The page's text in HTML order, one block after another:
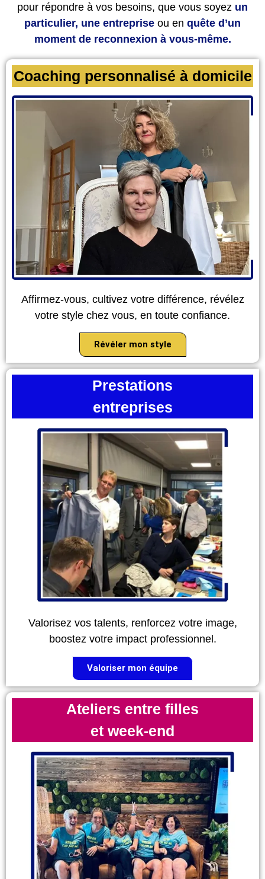
pour répondre à vos besoins, que vous soyez un
particulier, une entreprise ou en quête d’un
moment de reconnexion à vous-même.
Coaching personnalisé à domicile
Affirmez-vous, cultivez votre différence, révélez
votre style chez vous, en toute confiance.
Révéler mon style
Prestations
entreprises
Valorisez vos talents, renforcez votre image,
boostez votre impact professionnel.
Valoriser mon équipe
Ateliers entre filles
et week-end